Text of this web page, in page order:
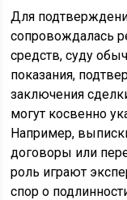
Для
сопровождалась
средств, суду
показания,
заключения
могут косвенно
Например,
договоры или
роль играют
спор о